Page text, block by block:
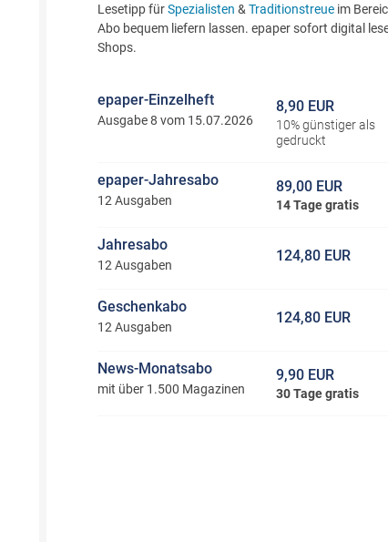
Lesetipp fürSpezialisten & Traditionstreueim
Abo bequem liefern lassen. epaper sofort digital
Shops.
epaper-Einzelheft
Ausgabe 8 vom 15.07.2026
8,90 EUR
10% günstiger als
gedruckt
epaper-Jahresabo
12 Ausgaben
89,00 EUR
14 Tage gratis
Jahresabo
12 Ausgaben
124,80 EUR
Geschenkabo
12 Ausgaben
124,80 EUR
News-Monatsabo
mit über 1.500 Magazinen
9,90 EUR
30 Tage gratis